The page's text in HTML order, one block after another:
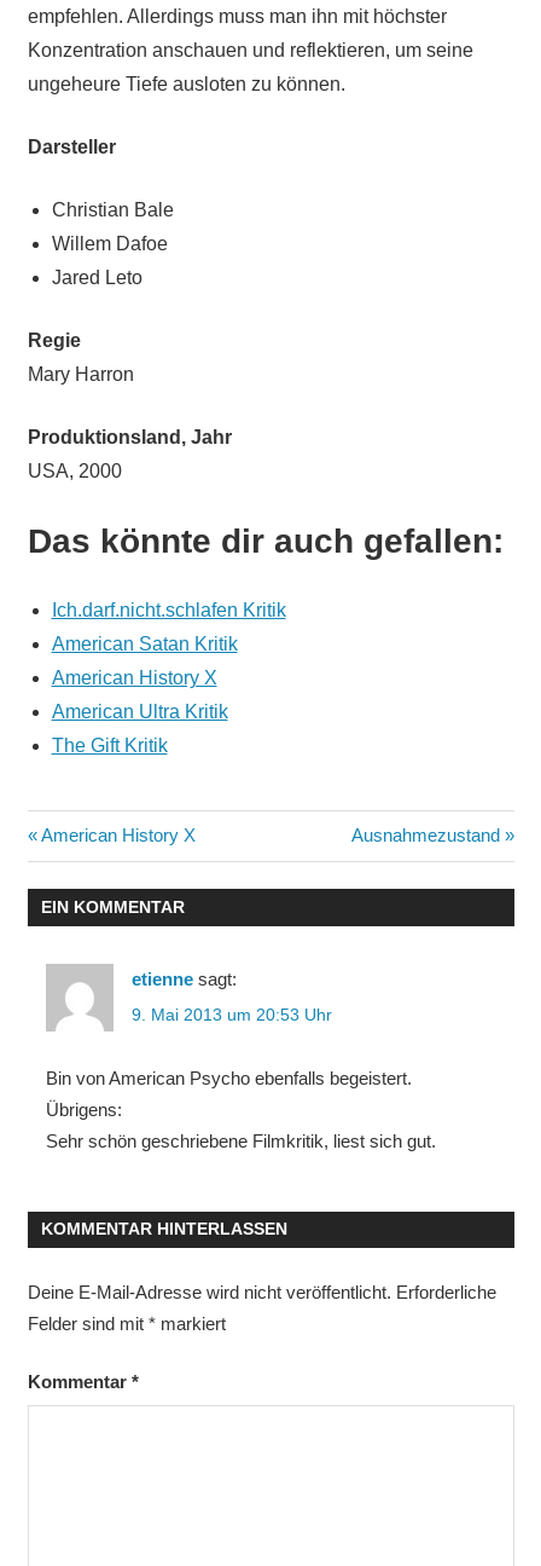
empfehlen. Allerdings muss man ihn mit höchster
Konzentration anschauen und reflektieren, um seine
ungeheure Tiefe ausloten zu können.
Darsteller
Christian Bale
Willem Dafoe
Jared Leto
Regie
Mary Harron
Produktionsland, Jahr
USA, 2000
Das könnte dir auch gefallen:
Ich.darf.nicht.schlafen Kritik
American Satan Kritik
American History X
American Ultra Kritik
The Gift Kritik
Beitragsnavigation
Vorheriger
Beitrag:
American History X
Nächster
Beitrag:
Ausnahmezustand
EIN KOMMENTAR
etienne sagt:
9. Mai 2013 um 20:53 Uhr
Bin von American Psycho ebenfalls begeistert.
Übrigens:
Sehr schön geschriebene Filmkritik, liest sich gut.
KOMMENTAR HINTERLASSEN
Deine E-Mail-Adresse wird nicht veröffentlicht. Erforderliche
Felder sind mit *markiert
Kommentar *